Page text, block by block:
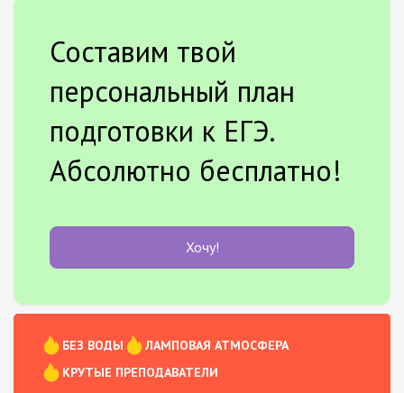
Составим твой
персональный план
подготовки к ЕГЭ.
Абсолютно бесплатно!
Хочу!
БЕЗ ВОДЫ
ЛАМПОВАЯ АТМОСФЕРА
КРУТЫЕ ПРЕПОДАВАТЕЛИ